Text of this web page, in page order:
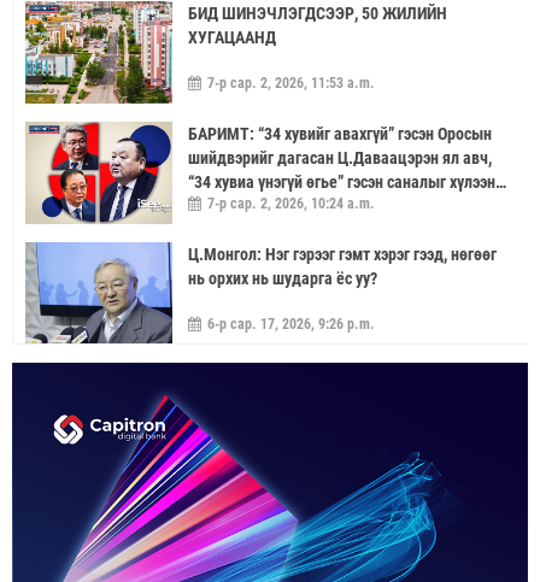
БИД ШИНЭЧЛЭГДСЭЭР, 50 ЖИЛИЙН
ХУГАЦААНД
7-р сар. 2, 2026, 11:53 a.m.
БАРИМТ: “34 хувийг авахгүй” гэсэн Оросын
шийдвэрийг дагасан Ц.Даваацэрэн ял авч,
“34 хувиа үнэгүй өгье” гэсэн саналыг хүлээн
аваагүй хүмүүс хариуцлагагүй үлдэв
7-р сар. 2, 2026, 10:24 a.m.
Ц.Монгол: Нэг гэрээг гэмт хэрэг гээд, нөгөөг
нь орхих нь шударга ёс уу?
6-р сар. 17, 2026, 9:26 p.m.
ҮЙЛДВЭРИЙН ХЭДЭН ХУВИЙГ ЭЗЭМШИХ ВЭ
ГЭДЭГ АСУУДАЛ ГАРЧ ИРНЭ
5-р сар. 21, 2026, 11:40 a.m.
ЗУУН НАСЫГ ДАВСАН “ХӨВЧИЙН ХӨХ
ГОНИО” АЛДАРТАЙ Д.ГОНЧИГДАГВА
2-р сар. 17, 2026, 10:38 a.m.